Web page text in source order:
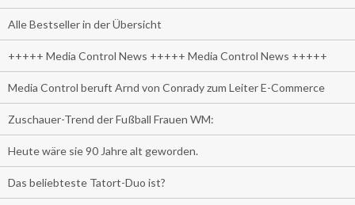
Alle Bestseller in der Übersicht
+++++ Media Control News +++++ Media Control News +++++
Media Control beruft Arnd von Conrady zum Leiter E-Commerce
Zuschauer-Trend der Fußball Frauen WM:
Heute wäre sie 90 Jahre alt geworden.
Das beliebteste Tatort-Duo ist?